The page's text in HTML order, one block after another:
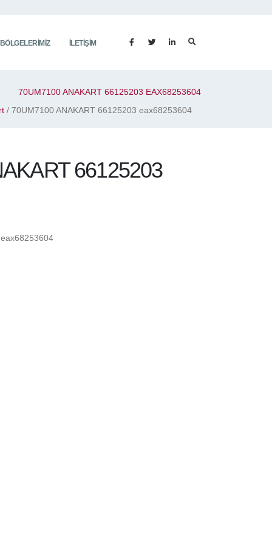
İLETIŞIM
70UM7100 ANAKART 66125203 EAX68253604
/ 70UM7100 ANAKART 66125203 eax68253604
66125203